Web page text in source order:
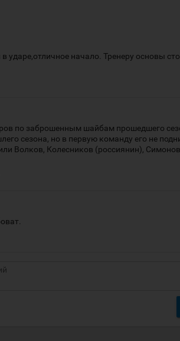
ударе,отличное начало. Тренеру основы
по заброшенным шайбам прошедшего
сезона, но в первую команду его не
Волков, Колесников (россиянин),